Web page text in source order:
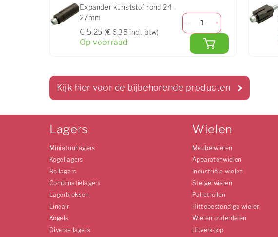
Expander kunststof rond 24-
27mm
€ 5,25 (€ 6,35 incl. btw)
Op voorraad
Kijk hier voor de bijbehorende producten
Lagers
Miniatuurlagers
Kogellagers
Rollagers
Combinatielagers
Lagerblokken
Lineair
Kogels
Diverse lagers
Wielen
Meubelwielen
Apparatenwielen
Industriële wielen
Steigerwielen
Palletrollen
Hittebestendige wielen
Wielen onderdelen
Uitverkoop